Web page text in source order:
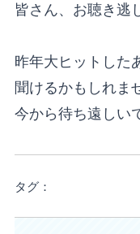
皆さん、お聴き逃
昨年大ヒットした
聞けるかもしれま
今から待ち遠しい
タグ：